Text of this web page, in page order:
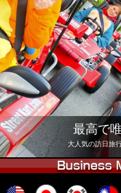
会社
東京 品川
東京 秋葉原 #2
東京 渋谷アネックス
東京 浅草
沖縄
最高で
大人気の訪日旅